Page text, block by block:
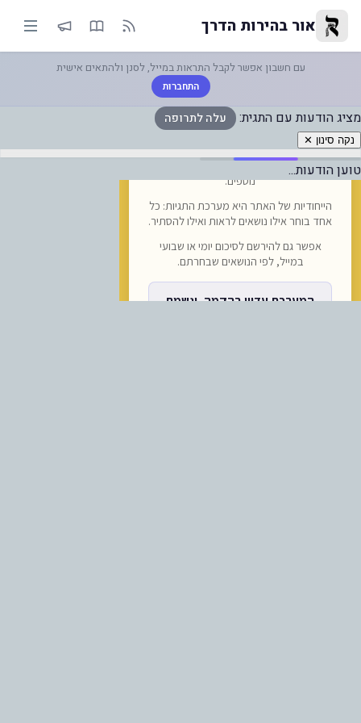
עלה לתרופה — אור בהירות הדרך
אור בהירות הדרך
עם חשבון אפשר לקבל התראות במייל, לסנן ולהתאים אישית
התחברות
מציג הודעות עם התגית: עלה לתרופה
נקה סינון ✕
טוען הודעות...